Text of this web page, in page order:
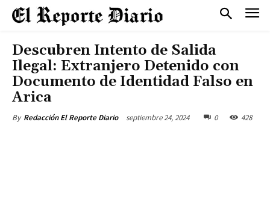
Descubren Intento de Salida
Ilegal: Extranjero Detenido con
Documento de Identidad Falso en
Arica
By Redacción El Reporte Diario septiembre 24, 2024 0 428